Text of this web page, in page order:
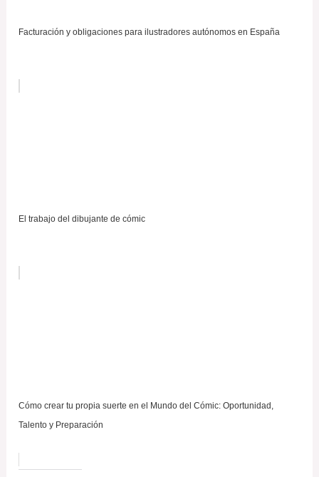
Facturación y obligaciones para ilustradores autónomos en España
El trabajo del dibujante de cómic
Cómo crear tu propia suerte en el Mundo del Cómic: Oportunidad,
Talento y Preparación